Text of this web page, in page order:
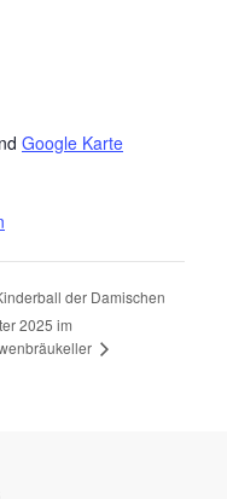
Google Karte
der Damischen
2025 im